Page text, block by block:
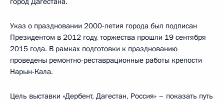
Указ о праздновании 2000-летия города был подписан
Президентом в 2012 году, торжества прошли 19 сентября
2015 года. В рамках подготовки к празднованию
проведены ремонтно-реставрационные работы крепости
Нарын-Кала.
Цель выставки «Дербент, Дагестан, Россия» – показать путь